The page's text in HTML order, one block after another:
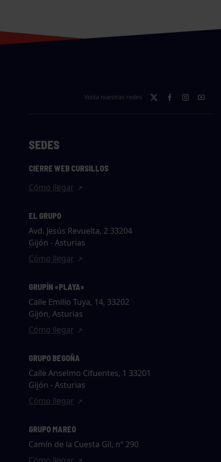
Visita nuestras redes
SEDES
CIERRE WEB CURSILLOS
Cómo llegar
EL GRUPO
Avd. Jesús Revuelta, 2 33204
Gijón - Asturias
Cómo llegar
GRUPÍN «PLAYA»
Calle Emilio Tuya, 14, 33202
Gijón, Asturias
Cómo llegar
GRUPO BEGOÑA
Calle Anselmo Cifuentes, 1 33201
Gijón - Asturias
Cómo llegar
GRUPO MAREO
Camín de la Cuesta Gil, nº 290